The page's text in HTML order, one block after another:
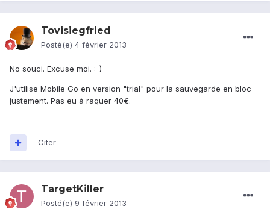
Tovisiegfried
Posté(e) 4 février 2013
No souci. Excuse moi. :-)
J'utilise Mobile Go en version "trial" pour la sauvegarde en bloc
justement. Pas eu à raquer 40€.
Citer
TargetKiller
Posté(e) 9 février 2013